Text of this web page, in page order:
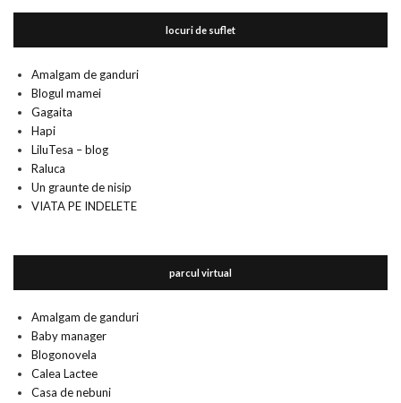
locuri de suflet
Amalgam de ganduri
Blogul mamei
Gagaita
Hapi
LiluTesa – blog
Raluca
Un graunte de nisip
VIATA PE INDELETE
parcul virtual
Amalgam de ganduri
Baby manager
Blogonovela
Calea Lactee
Casa de nebuni